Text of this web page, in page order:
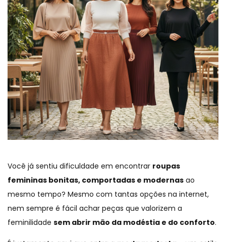
Você já sentiu dificuldade em encontrar roupas
femininas bonitas, comportadas e modernas ao
mesmo tempo? Mesmo com tantas opções na internet,
nem sempre é fácil achar peças que valorizem a
feminilidade sem abrir mão da modéstia e do conforto.